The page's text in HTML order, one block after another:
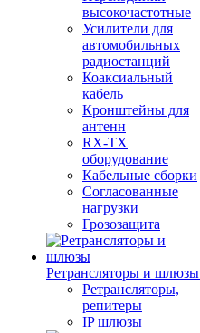
высокочастотные
Усилители для
автомобильных
радиостанций
Коаксиальный
кабель
Кронштейны для
антенн
RX-TX
оборудование
Кабельные сборки
Согласованные
нагрузки
Грозозащита
Ретрансляторы и шлюзы
Ретрансляторы,
репитеры
IP шлюзы